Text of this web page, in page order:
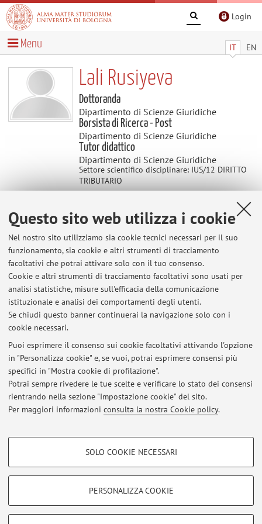
Questo sito web utilizza i cookie
Nel nostro sito utilizziamo sia cookie tecnici necessari per il suo
funzionamento, sia cookie e altri strumenti di tracciamento
facoltativi che potrai attivare solo con il tuo consenso.
Cookie e altri strumenti di tracciamento facoltativi sono usati per
analisi statistiche, misure sull'efficacia della comunicazione
istituzionale e analisi dei comportamenti degli utenti.
Se chiudi questo banner continuerai la navigazione solo con i
cookie necessari.
Puoi esprimere il consenso sui cookie facoltativi attivando l'opzione
in "Personalizza cookie" e, se vuoi, potrai esprimere consensi più
specifici in "Mostra cookie di profilazione".
Potrai sempre rivedere le tue scelte e verificare lo stato dei consensi
rientrando nella sezione "Impostazione cookie" del sito.
Per maggiori informazioni consulta la nostra Cookie policy.
COOKIE DI PROFILAZIONE - FACOLTATIVI
SOLO COOKIE NECESSARI
PERSONALIZZA COOKIE
Login
IT EN
Menu
Lali Rusiyeva
Dottoranda
Dipartimento di Scienze Giuridiche
Borsista di Ricerca - Post
Dipartimento di Scienze Giuridiche
Tutor didattico
Dipartimento di Scienze Giuridiche
Settore scientifico disciplinare: IUS/12 DIRITTO
TRIBUTARIO
Contatti
E-mail: lali.rusiyeva2@unibo.it
Dipartimento di Scienze Giuridiche
Via Zamboni 27/29, Bologna - Vai alla mappa
Ultimi avvisi
Al momento non sono presenti avvisi.
Area riservata
Accedi tramiteloginper gestire tutti i contenuti del sito.